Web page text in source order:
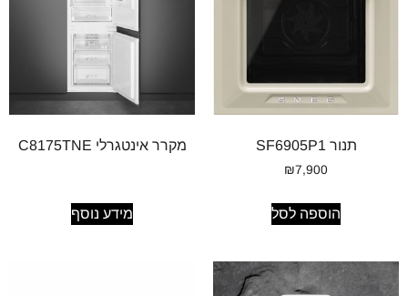
תנור SF6905P1
₪7,900
הוספה לסל
מקרר אינטגרלי C8175TNE
מידע נוסף